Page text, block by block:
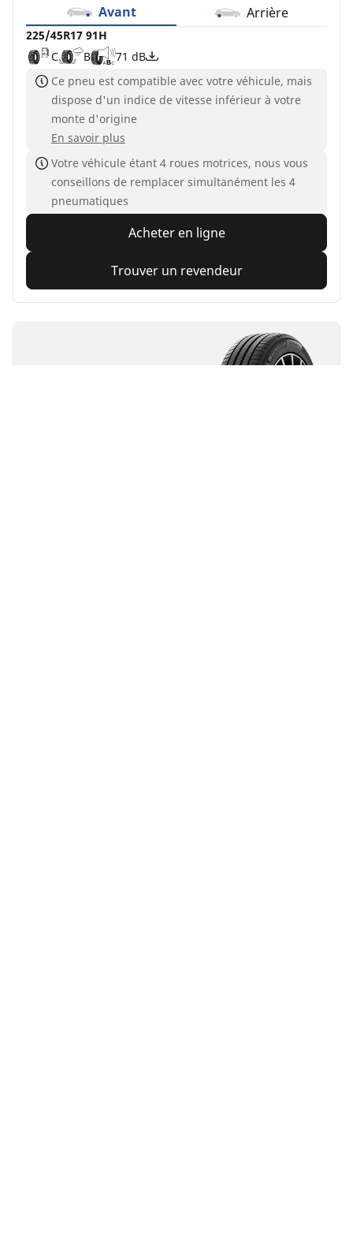
Avant Arrière
225/45R17 91H
C
B
71 dB
Ce pneu est compatible avec votre véhicule, mais
dispose d'un indice de vitesse inférieur à votre
monte d'origine
En savoir plus
Votre véhicule étant 4 roues motrices, nous vous
conseillons de remplacer simultanément les 4
pneumatiques
Acheter en ligne
Trouver un revendeur